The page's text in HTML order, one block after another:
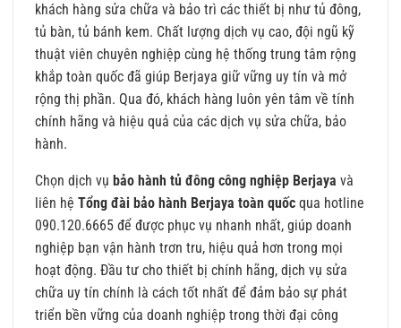
khách hàng sửa chữa và bảo trì các thiết bị như tủ đông,
tủ bàn, tủ bánh kem. Chất lượng dịch vụ cao, đội ngũ kỹ
thuật viên chuyên nghiệp cùng hệ thống trung tâm rộng
khắp toàn quốc đã giúp Berjaya giữ vững uy tín và mở
rộng thị phần. Qua đó, khách hàng luôn yên tâm về tính
chính hãng và hiệu quả của các dịch vụ sửa chữa, bảo
hành.
Chọn dịch vụ bảo hành tủ đông công nghiệp Berjaya và
liên hệ Tổng đài bảo hành Berjaya toàn quốc qua hotline
090.120.6665 để được phục vụ nhanh nhất, giúp doanh
nghiệp bạn vận hành trơn tru, hiệu quả hơn trong mọi
hoạt động. Đầu tư cho thiết bị chính hãng, dịch vụ sửa
chữa uy tín chính là cách tốt nhất để đảm bảo sự phát
triển bền vững của doanh nghiệp trong thời đại công